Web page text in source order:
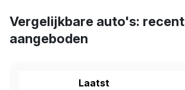
Vergelijkbare auto's: recent
aangeboden
Laatst